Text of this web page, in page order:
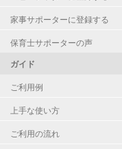
家事サポーターに登録する
保育士サポーターの声
ガイド
ご利用例
上手な使い方
ご利用の流れ